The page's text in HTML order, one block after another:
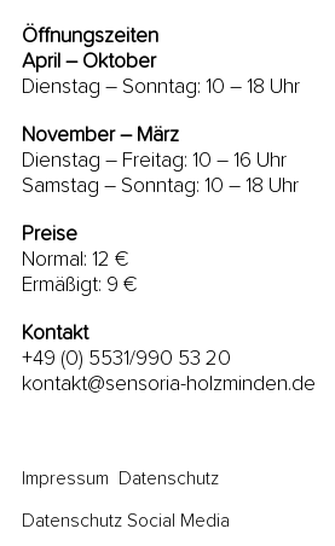
Öffnungszeiten
April – Oktober
Dienstag – Sonntag: 10 – 18 Uhr
November – März
Dienstag – Freitag: 10 – 16 Uhr
Samstag – Sonntag: 10 – 18 Uhr
Preise
Normal: 12 €
Ermäßigt: 9 €
Kontakt
+49 (0) 5531/990 53 20
kontakt@sensoria-holzminden.de
Impressum Datenschutz
Datenschutz Social Media